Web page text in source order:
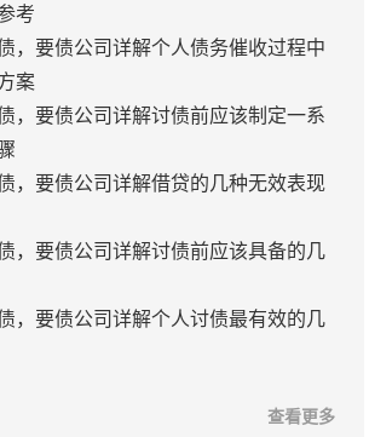
考
，要债公司详解个人债务催收过程中
案
，要债公司详解讨债前应该制定一系
，要债公司详解借贷的几种无效表现
，要债公司详解讨债前应该具备的几
，要债公司详解个人讨债最有效的几
查看更多